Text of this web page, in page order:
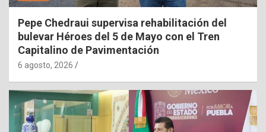
Pepe Chedraui supervisa rehabilitación del
bulevar Héroes del 5 de Mayo con el Tren
Capitalino de Pavimentación
6 agosto, 2026